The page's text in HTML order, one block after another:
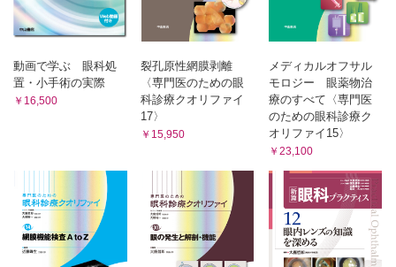
網膜色素線条 （沢 美喜）
糖尿病網膜症 （大谷倫裕）
CQ 汎網膜光凝固後の網膜・黄斑部変化について教えてくだ
さい （志村雅彦）
網膜静脈閉塞症 （辻川明孝）
高血圧網膜症 （菅野幸紀）
網膜細動脈瘤 （辻川明孝）
黄斑部毛細血管拡張症 （古泉英貴）
7 近視
動画で学ぶ 眼科処
置・小手術の実際
￥16,500
裂孔原性網膜剥離
〈専門医のための眼
科診療クオリファイ
17〉
￥15,950
メディカルオフサル
モロジー 眼薬物治
療のすべて〈専門医
のための眼科診療ク
オリファイ15〉
￥23,100